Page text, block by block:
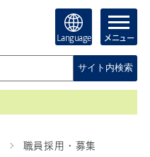
Language メニュー
サイト内検索
職員採用・募集